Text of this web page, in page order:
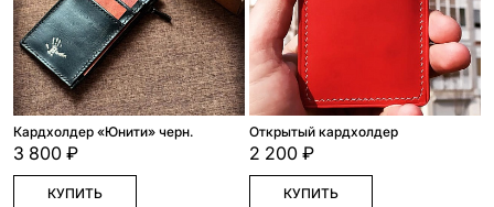
Кардхолдер «Юнити» черн.
3 800 ₽
КУПИТЬ
Открытый кардхолдер
2 200 ₽
КУПИТЬ